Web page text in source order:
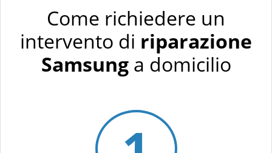
Come richiedere un
intervento di riparazione
Samsunga domicilio